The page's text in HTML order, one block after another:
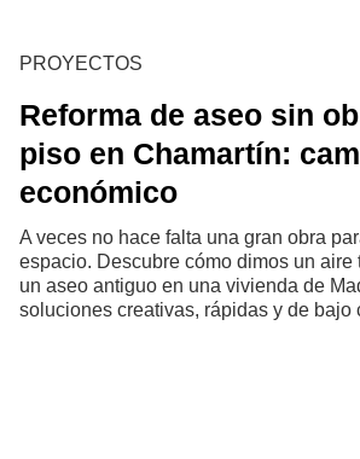
PROYECTOS
Reforma de aseo sin
piso en Chamartín:
económico
A veces no hace falta una gran obra
espacio. Descubre cómo dimos un aire
un aseo antiguo en una vivienda de
soluciones creativas, rápidas y de bajo